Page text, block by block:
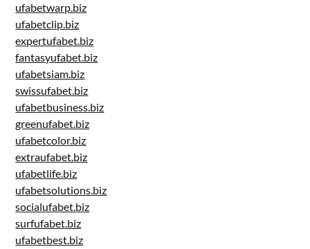
ufabetwarp.biz
ufabetclip.biz
expertufabet.biz
fantasyufabet.biz
ufabetsiam.biz
swissufabet.biz
ufabetbusiness.biz
greenufabet.biz
ufabetcolor.biz
extraufabet.biz
ufabetlife.biz
ufabetsolutions.biz
socialufabet.biz
surfufabet.biz
ufabetbest.biz